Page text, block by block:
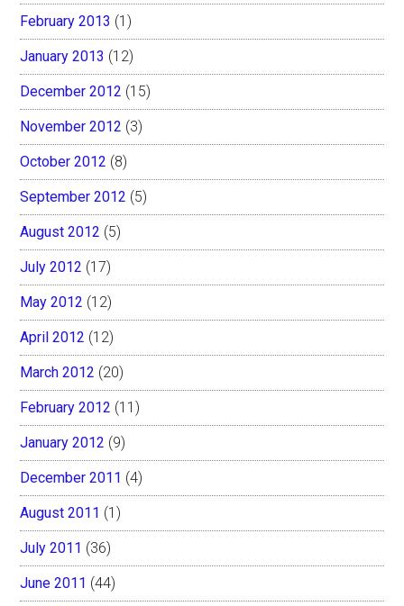
February 2013 (1)
January 2013 (12)
December 2012 (15)
November 2012 (3)
October 2012 (8)
September 2012 (5)
August 2012 (5)
July 2012 (17)
May 2012 (12)
April 2012 (12)
March 2012 (20)
February 2012 (11)
January 2012 (9)
December 2011 (4)
August 2011 (1)
July 2011 (36)
June 2011 (44)